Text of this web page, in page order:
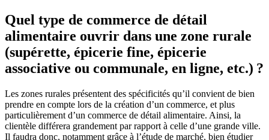
Quel type de commerce de détail
alimentaire ouvrir dans une zone rurale
(supérette, épicerie fine, épicerie
associative ou communale, en ligne, etc.) ?
Les zones rurales présentent des spécificités qu’il convient de bien
prendre en compte lors de la création d’un commerce, et plus
particulièrement d’un commerce de détail alimentaire. Ainsi, la
clientèle différera grandement par rapport à celle d’une grande ville.
Il faudra donc, notamment grâce à l’étude de marché, bien étudier